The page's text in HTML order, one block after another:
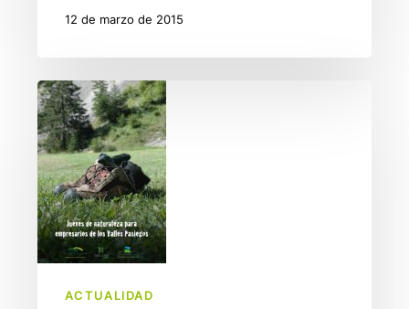
12 de marzo de 2015
Rutas
de
senderismo
guiadas
y
gratuitas
para
ACTUALIDAD